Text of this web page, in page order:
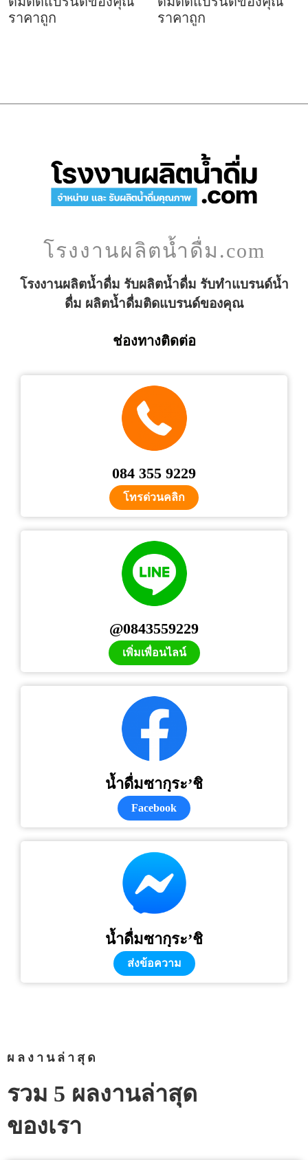
ราคาถูก
ราคาถูก
โรงงานผลิตน้ำดื่ม.com
โรงงานผลิตน้ำดื่ม รับผลิตน้ำดื่ม รับทำแบรนด์น้ำ
ดื่ม ผลิตน้ำดื่มติดแบรนด์ของคุณ
ช่องทางติดต่อ
084 355 9229
โทรด่วนคลิก
@0843559229
เพิ่มเพื่อนไลน์
น้ำดื่มซากุระ’ชิ
Facebook
น้ำดื่มซากุระ’ชิ
ส่งข้อความ
ผลงานล่าสุด
รวม 5 ผลงานล่าสุด
ของเรา